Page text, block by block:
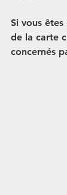
Si vous
de la carte
concernés